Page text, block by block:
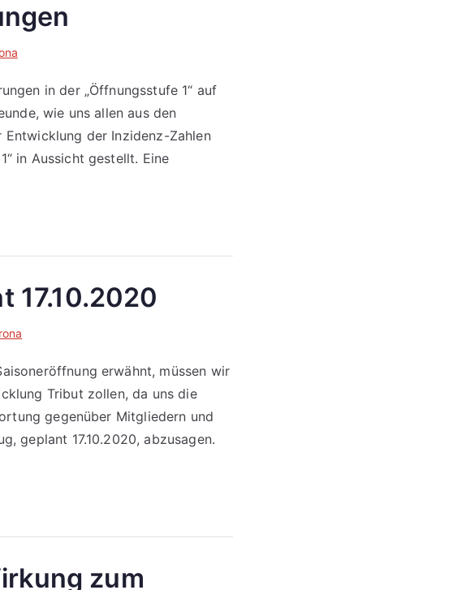
in der „Öffnungsstufe 1“ auf
wie uns allen aus den
der Inzidenz-Zahlen
in Aussicht gestellt. Eine
17.10.2020
erwähnt, müssen wir
Tribut zollen, da uns die
gegenüber Mitgliedern und
geplant 17.10.2020, abzusagen.
zum